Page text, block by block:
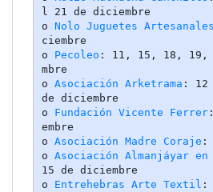
l 21 de diciembre
o Nolo Juguetes Artesanales
ciembre
o Pecoleo : 11, 15, 18, 19,
mbre
o Asociación Arketrama : 12
de diciembre
o Fundación Vicente Ferrer
embre
o Asociación Madre Coraj e :
o Asociación Almanjáyar en
15 de diciembre
o Entrehebras Arte Textil :